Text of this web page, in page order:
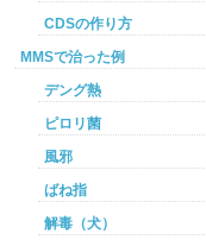
CDSの作り方
MMSで治った例
デング熱
ピロリ菌
風邪
ばね指
解毒（犬）